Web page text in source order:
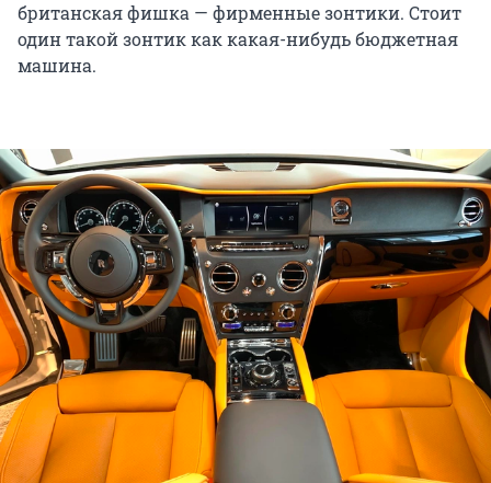
британская фишка — фирменные зонтики. Стоит
один такой зонтик как какая-нибудь бюджетная
машина.